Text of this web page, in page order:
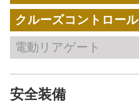
クルーズコントロール
電動リアゲート
安全装備